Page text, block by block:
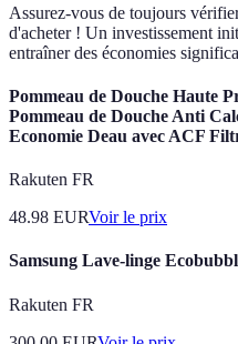
Assurez-vous de toujours
d'acheter ! Un investissement
entraîner des économies
Pommeau de Douche Haute
Pommeau de Douche Anti
Economie Deau avec ACF
Rakuten FR
48.98 EURVoir le prix
Samsung Lave-linge
Rakuten FR